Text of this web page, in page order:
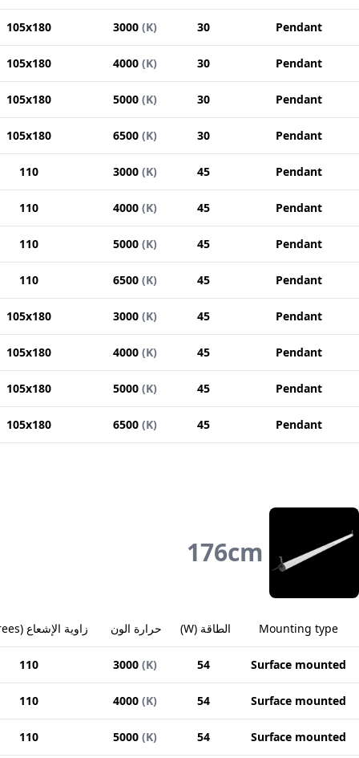
Pendant
30
3000 (K)
105x180
Pendant
30
4000 (K)
105x180
Pendant
30
5000 (K)
105x180
Pendant
30
6500 (K)
105x180
Pendant
45
3000 (K)
110
Pendant
45
4000 (K)
110
Pendant
45
5000 (K)
110
Pendant
45
6500 (K)
110
Pendant
45
3000 (K)
105x180
Pendant
45
4000 (K)
105x180
Pendant
45
5000 (K)
105x180
Pendant
45
6500 (K)
105x180
176cm
Mounting type الطاقة (
W
) حرارة الون زاوية الإشعاع (
Surface mounted
54
3000 (K)
110
Surface mounted
54
4000 (K)
110
Surface mounted
54
5000 (K)
110